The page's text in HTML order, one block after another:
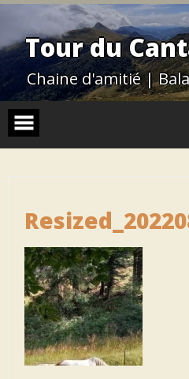
Skip
contentTour du
Chaine d'amitié |